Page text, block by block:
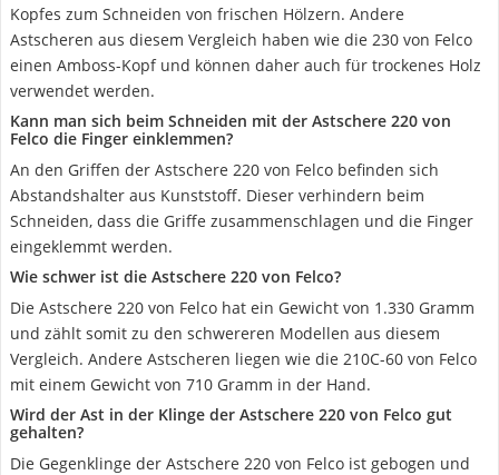
Kopfes zum Schneiden von frischen Hölzern. Andere
Astscheren aus diesem Vergleich haben wie die 230 von Felco
einen Amboss-Kopf und können daher auch für trockenes Holz
verwendet werden.
Kann man sich beim Schneiden mit der Astschere 220 von
Felco die Finger einklemmen?
An den Griffen der Astschere 220 von Felco befinden sich
Abstandshalter aus Kunststoff. Dieser verhindern beim
Schneiden, dass die Griffe zusammenschlagen und die Finger
eingeklemmt werden.
Wie schwer ist die Astschere 220 von Felco?
Die Astschere 220 von Felco hat ein Gewicht von 1.330 Gramm
und zählt somit zu den schwereren Modellen aus diesem
Vergleich. Andere Astscheren liegen wie die 210C-60 von Felco
mit einem Gewicht von 710 Gramm in der Hand.
Wird der Ast in der Klinge der Astschere 220 von Felco gut
gehalten?
Die Gegenklinge der Astschere 220 von Felco ist gebogen und